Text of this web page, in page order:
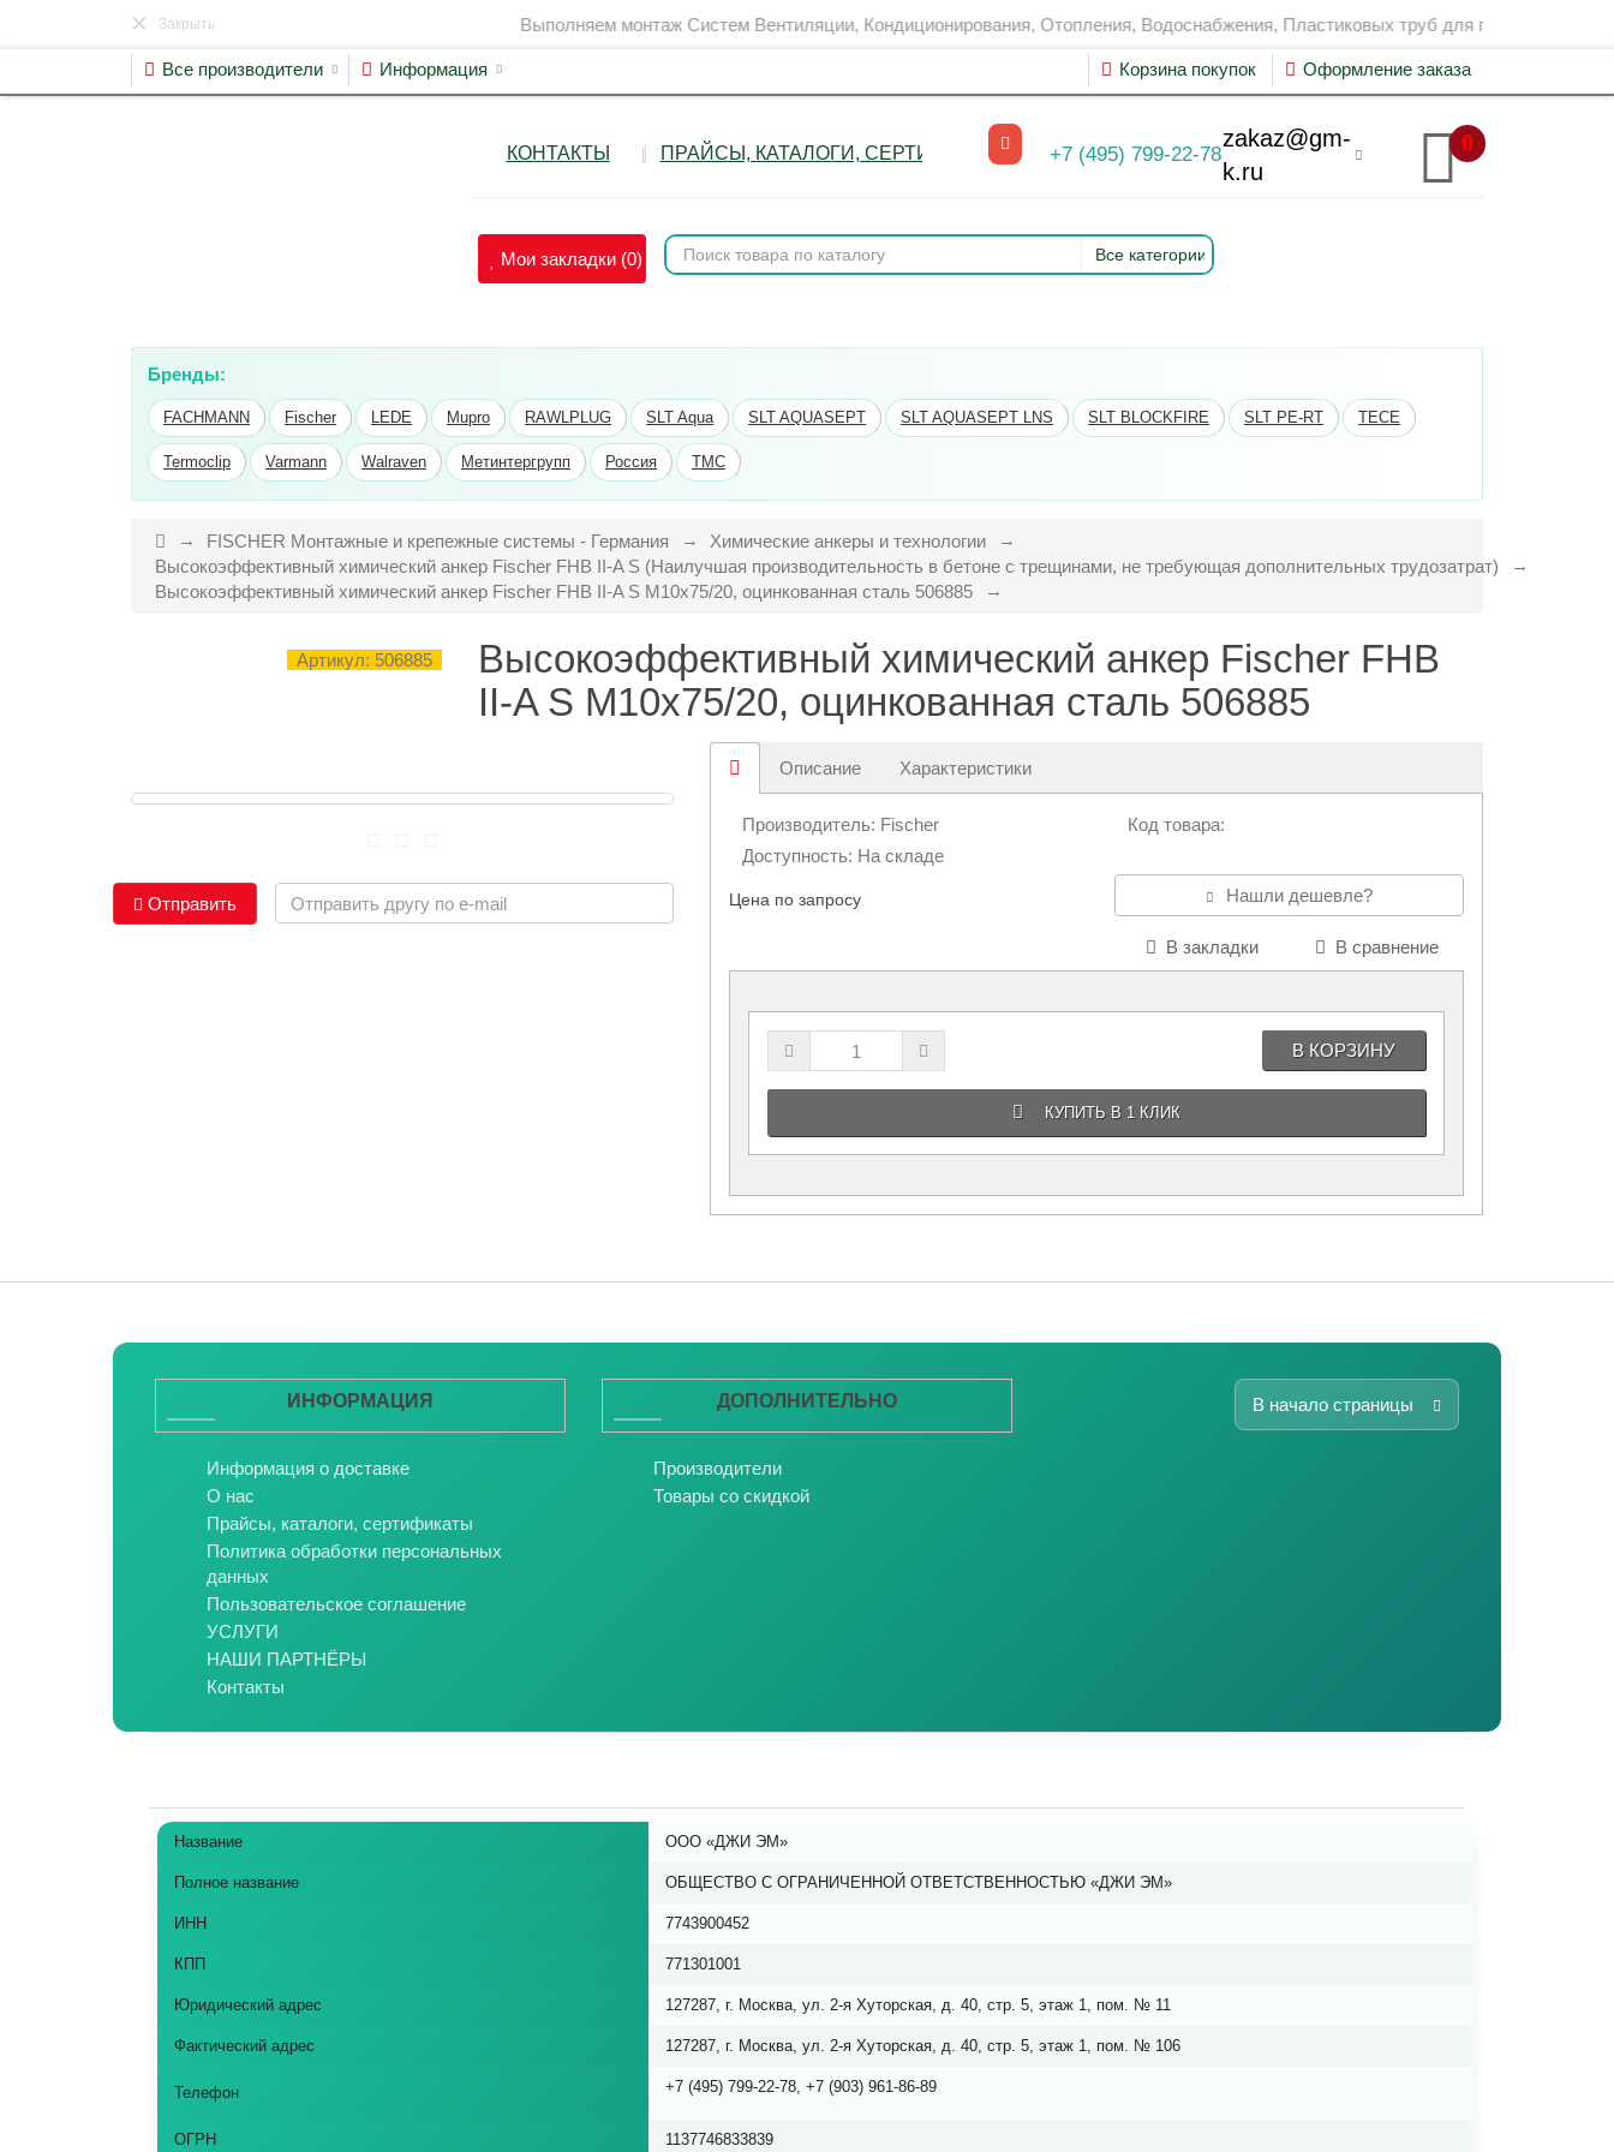
Bыпoлняем монтaж Сиcтeм Вентиляции, Кондиционирoвания, Отопления, Водоснабжения, Пластиковых труб для пожаротушения,
× Закрыть
Корзина покупок Оформление заказа
Все производители Информация
КОНТАКТЫ ПРАЙСЫ, КАТАЛОГИ, СЕРТИФИКАТЫ УСЛУГИ
+7 (495) 799-22-78
zakaz@gm-
k.ru
0
Мои закладки (0) Все категории
Бренды:
FACHMANN Fischer LEDE Mupro RAWLPLUG SLT Aqua SLT AQUASEPT SLT AQUASEPT LNS SLT BLOCKFIRE SLT PE-RT TECE
Termoclip Varmann Walraven Метинтергрупп Россия ТМС
FISCHER Монтажные и крепежные системы - Германия
Химические анкеры и технологии
Высокоэффективный химический анкер Fischer FHB II-A S (Наилучшая производительность в бетоне с трещинами, не требующая дополнительных трудозатрат)
Высокоэффективный химический анкер Fischer FHB II-A S M10х75/20, оцинкованная сталь 506885
Высокоэффективный химический анкер Fischer FHB
II-A S M10х75/20, оцинкованная сталь 506885
Артикул: 506885
Отправить
Описание Характеристики
Производитель: Fischer
Код товара:
Доступность: На складе
Цена по запросу Нашли дешевле?
В закладки В сравнение
В КОРЗИНУ
КУПИТЬ В 1 КЛИК
ИНФОРМАЦИЯ
Информация о доставке
О нас
Прайсы, каталоги, сертификаты
Политика обработки персональных
данных
Пользовательское соглашение
УСЛУГИ
НАШИ ПАРТНЁРЫ
Контакты
ДОПОЛНИТЕЛЬНО
Производители
Товары со скидкой
В начало страницы
Название ООО «ДЖИ ЭМ»
Полное название ОБЩЕСТВО С ОГРАНИЧЕННОЙ ОТВЕТСТВЕННОСТЬЮ «ДЖИ ЭМ»
ИНН 7743900452
КПП 771301001
Юридический адрес 127287, г. Москва, ул. 2-я Хуторская, д. 40, стр. 5, этаж 1, пом. № 11
Фактический адрес 127287, г. Москва, ул. 2-я Хуторская, д. 40, стр. 5, этаж 1, пом. № 106
Телефон +7 (495) 799-22-78, +7 (903) 961-86-89
ОГРН 1137746833839